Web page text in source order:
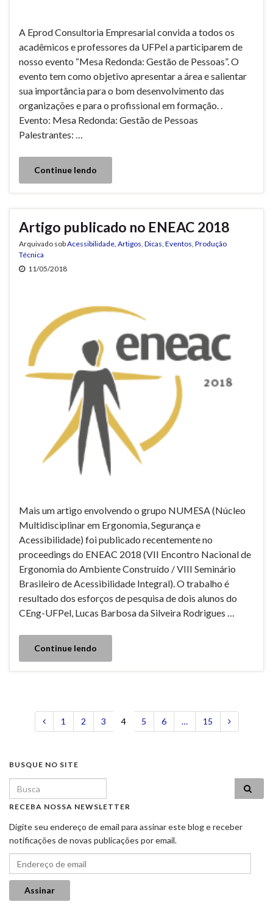
A Eprod Consultoria Empresarial convida a todos os
acadêmicos e professores da UFPel a participarem de
nosso evento “Mesa Redonda: Gestão de Pessoas”. O
evento tem como objetivo apresentar a área e salientar
sua importância para o bom desenvolvimento das
organizações e para o profissional em formação. .
Evento: Mesa Redonda: Gestão de Pessoas
Palestrantes: …
Continue lendo
Artigo publicado no ENEAC 2018
Arquivado sobAcessibilidade Artigos Dicas Eventos Produção
Técnica
11/05/2018
Mais um artigo envolvendo o grupo NUMESA (Núcleo
Multidisciplinar em Ergonomia, Segurança e
Acessibilidade) foi publicado recentemente no
proceedings do ENEAC 2018 (VII Encontro Nacional de
Ergonomia do Ambiente Construído / VIII Seminário
Brasileiro de Acessibilidade Integral). O trabalho é
resultado dos esforços de pesquisa de dois alunos do
CEng-UFPel, Lucas Barbosa da Silveira Rodrigues …
Continue lendo
1 2 3 4 5 6 … 15
BUSQUE NO SITE
Search for:
RECEBA NOSSA NEWSLETTER
Digite seu endereço de email para assinar este blog e receber
notificações de novas publicações por email.
Endereço de email
Assinar